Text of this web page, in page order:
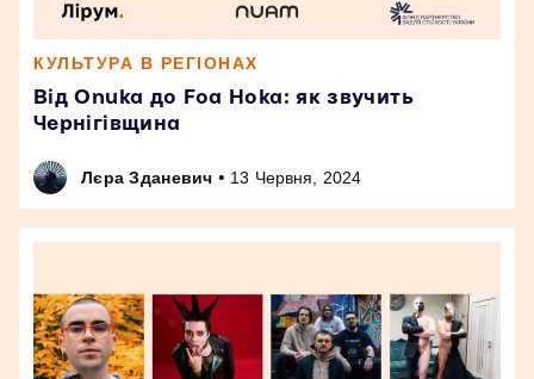
КУЛЬТУРА В РЕГІОНАХ
Від Onuka до Foa Hoka: як звучить
Чернігівщина
Лєра Зданевич • 13 Червня, 2024